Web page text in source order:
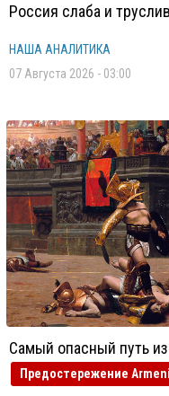
Россия слаба и
НАША АНАЛИТИКА
07 Августа 2026 - 03:00
Самый опасный путь
Предостережение